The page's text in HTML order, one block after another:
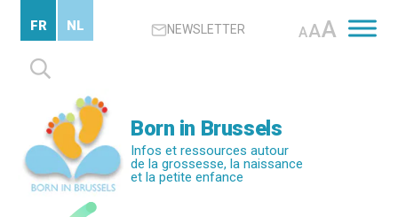
contenu
principal
NEWSLETTER AAA
Rechercher :
FR NL
Born in Brussels
Infos et ressources autour
de la grossesse, la naissance
et la petite enfance